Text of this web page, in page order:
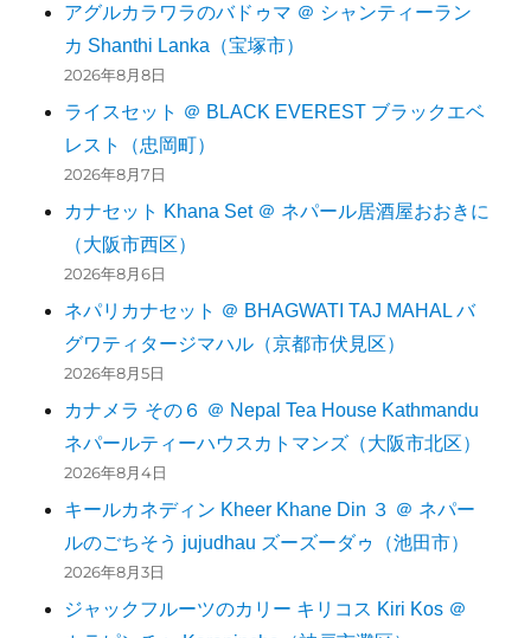
アグルカラワラのバドゥマ ＠ シャンティーラン
カ Shanthi Lanka（宝塚市）
2026年8月8日
ライスセット ＠ BLACK EVEREST ブラックエベ
レスト（忠岡町）
2026年8月7日
カナセット Khana Set ＠ ネパール居酒屋おおきに
（大阪市西区）
2026年8月6日
ネパリカナセット ＠ BHAGWATI TAJ MAHAL バ
グワティタージマハル（京都市伏見区）
2026年8月5日
カナメラ その６ ＠ Nepal Tea House Kathmandu
ネパールティーハウスカトマンズ（大阪市北区）
2026年8月4日
キールカネディン Kheer Khane Din ３ ＠ ネパー
ルのごちそう jujudhau ズーズーダゥ（池田市）
2026年8月3日
ジャックフルーツのカリー キリコス Kiri Kos ＠